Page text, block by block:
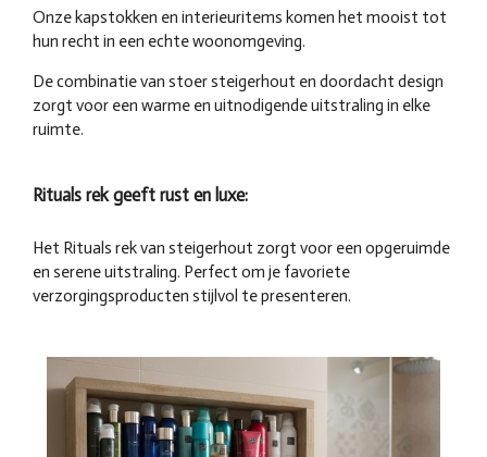
Onze kapstokken en interieuritems komen het mooist tot
hun recht in een echte woonomgeving.
De combinatie van stoer steigerhout en doordacht design
zorgt voor een warme en uitnodigende uitstraling in elke
ruimte.
Rituals rek geeft rust en luxe:
Het Rituals rek van steigerhout zorgt voor een opgeruimde
en serene uitstraling. Perfect om je favoriete
verzorgingsproducten stijlvol te presenteren.